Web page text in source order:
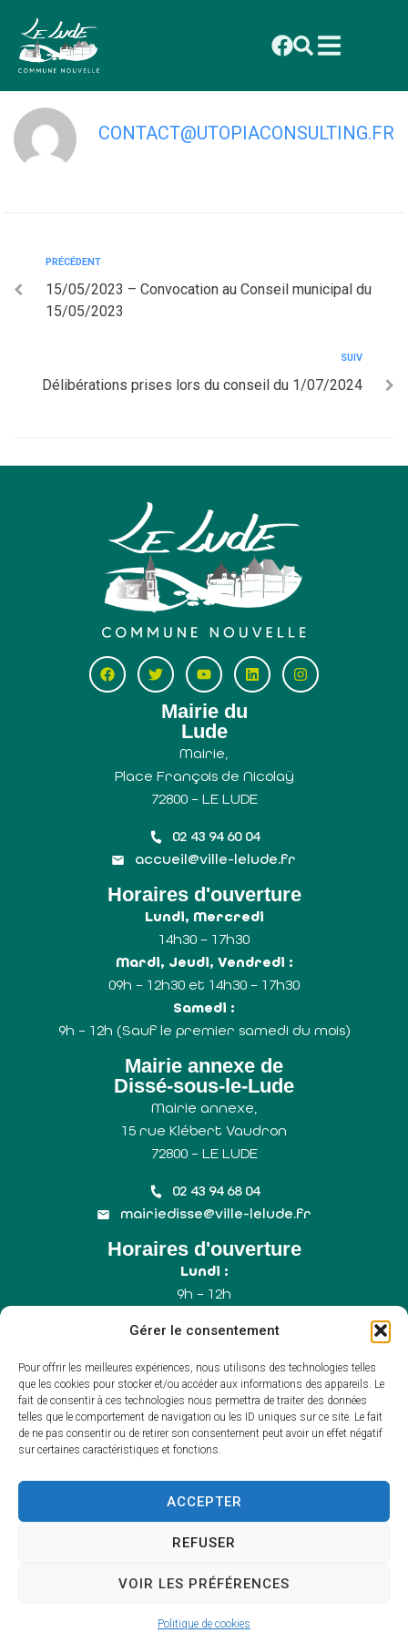
Gérer le consentement
Pour offrir les meilleures expériences, nous utilisons des technologies telles
que les cookies pour stocker et/ou accéder aux informations des appareils. Le
fait de consentir à ces technologies nous permettra de traiter des données
telles que le comportement de navigation ou les ID uniques sur ce site. Le fait
de ne pas consentir ou de retirer son consentement peut avoir un effet négatif
sur certaines caractéristiques et fonctions.
ACCEPTER
REFUSER
VOIR LES PRÉFÉRENCES
Politique de cookies
principal
Procès verbal du 13/05/2024
CONTACT@UTOPIACONSULTING.FR
PRÉCÉDENT
15/05/2023 – Convocation au Conseil municipal du
15/05/2023
SUIV
Délibérations prises lors du conseil du 1/07/2024
Mairie du
Lude
Mairie,
Place François de Nicolaÿ
72800 – LE LUDE
02 43 94 60 04
accueil@ville-lelude.fr
Horaires d'ouverture
Lundi, Mercredi
14h30 – 17h30
Mardi, Jeudi, Vendredi :
09h – 12h30 et 14h30 – 17h30
Samedi :
9h – 12h (Sauf le premier samedi du mois)
Mairie annexe de
Dissé-sous-le-Lude
Mairie annexe,
15 rue Klébert Vaudron
72800 – LE LUDE
02 43 94 68 04
mairiedisse@ville-lelude.fr
Horaires d'ouverture
Lundi :
9h – 12h
9h – 12h
Samedi :
9h – 12h (Uniquement le 1er samedi du mois)
Accessibilité
Mentions légales
Confidentialité